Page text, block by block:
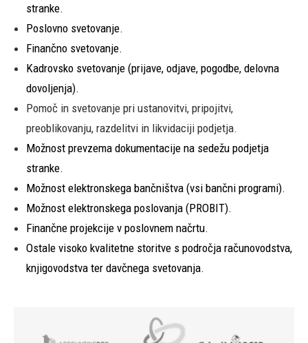
stranke.
Poslovno svetovanje.
Finančno svetovanje.
Kadrovsko svetovanje (prijave, odjave, pogodbe, delovna
dovoljenja).
Pomoč in svetovanje pri ustanovitvi, pripojitvi,
preoblikovanju, razdelitvi in likvidaciji podjetja.
Možnost prevzema dokumentacije na sedežu podjetja
stranke.
Možnost elektronskega bančništva (vsi bančni programi).
Možnost elektronskega poslovanja (PROBIT).
Finančne projekcije v poslovnem načrtu.
Ostale visoko kvalitetne storitve s področja računovodstva,
knjigovodstva ter davčnega svetovanja.